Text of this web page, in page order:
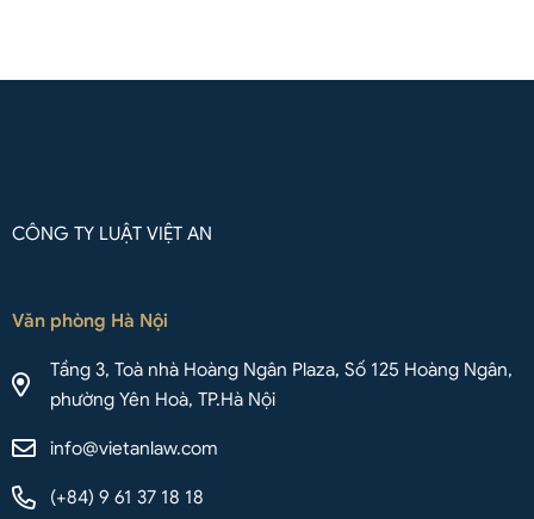
CÔNG TY LUẬT VIỆT AN
Văn phòng Hà Nội
Tầng 3, Toà nhà Hoàng Ngân Plaza, Số 125 Hoàng Ngân,
phường Yên Hoà, TP.Hà Nội
info@vietanlaw.com
(+84) 9 61 37 18 18